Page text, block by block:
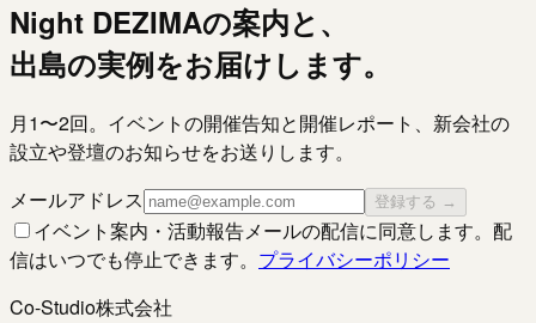
Night DEZIMAの案内と、
出島の実例をお届けします。
月1〜2回。イベントの開催告知と開催レポート、新会社の
設立や登壇のお知らせをお送りします。
メールアドレス
登録する →
イベント案内・活動報告メールの配信に同意します。配
信はいつでも停止できます。 プライバシーポリシー
Co-Studio株式会社